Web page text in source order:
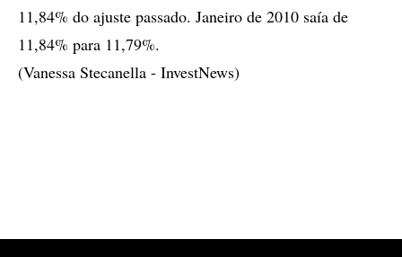
11,84% do ajuste passado. Janeiro de 2010 saía de
11,84% para 11,79%.
(Vanessa Stecanella - InvestNews)